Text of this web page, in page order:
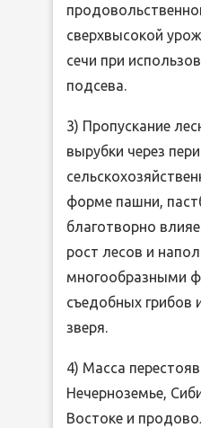
сверхвысокой
сечи при
подсева.
3) Пропускание
вырубки через
форме пашни,
благотворно
рост лесов и
многообразными
съедобных грибов
зверя.
4) Масса
Нечерноземье,
Востоке и